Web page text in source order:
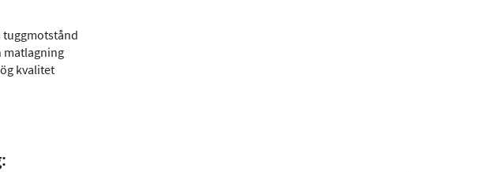
tuggmotstånd
matlagning
kvalitet